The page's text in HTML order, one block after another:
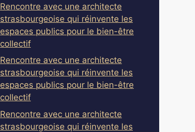
Rencontre avec une architecte
strasbourgeoise qui réinvente les
espaces publics pour le bien-être
collectif
Rencontre avec une architecte
strasbourgeoise qui réinvente les
espaces publics pour le bien-être
collectif
Rencontre avec une architecte
strasbourgeoise qui réinvente les